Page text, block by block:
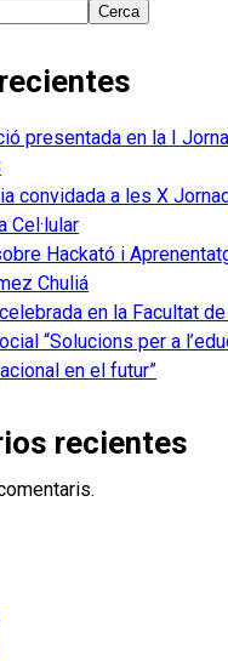
Cerca
presentada en la I
convidada a les X
Cel·lular
Hackató i
Chuliá
en la Facultat
“Solucions per a
en el futur”
recientes